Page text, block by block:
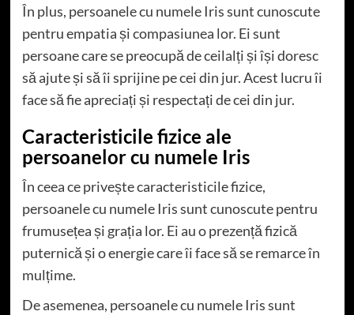
În plus, persoanele cu numele Iris sunt cunoscute
pentru empatia și compasiunea lor. Ei sunt
persoane care se preocupă de ceilalți și își doresc
să ajute și să îi sprijine pe cei din jur. Acest lucru îi
face să fie apreciați și respectați de cei din jur.
Caracteristicile fizice ale
persoanelor cu numele Iris
În ceea ce privește caracteristicile fizice,
persoanele cu numele Iris sunt cunoscute pentru
frumusețea și grația lor. Ei au o prezență fizică
puternică și o energie care îi face să se remarce în
mulțime.
De asemenea, persoanele cu numele Iris sunt